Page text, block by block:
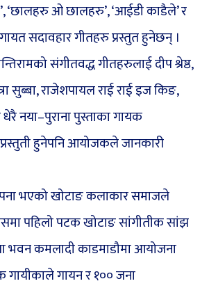
‘छालहरु ओ छालहरु’, ‘आईडी काडैले’ र
सदावहार गीतहरु प्रस्तुत हुनेछन् ।
संगीतवद्ध गीतहरुलाई दीप श्रेष्ठ,
सुब्बा, राजेशपायल राई राई इज किङ,
नया–पुराना पुस्ताका गायक
हुनेपनि आयोजकले जानकारी
भएको खोटाङ कलाकार समाजले
पहिलो पटक खोटाङ सांगीतीक सांझ
भवन कमलादी काडमाडौमा आयोजना
गायीकाले गायन र १०० जना